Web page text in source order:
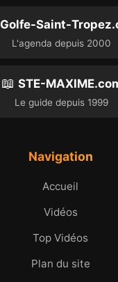
Golfe-Saint-
L'agenda depuis 2000
📖 STE-
Le guide depuis 1999
Navigation
Accueil
Vidéos
Top Vidéos
Plan du site